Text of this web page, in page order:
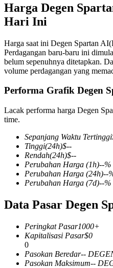
USDT Berjangka
Kontrak berjangka
COIN-M Berjangka
Mata Uang Kripto
TradFi
Harga Degen
Hari Ini
Harga saat ini Degen Spartan
Perdagangan baru-baru ini
belum sepenuhnya ditetapkan.
volume perdagangan yang
Performa Grafik Degen
Lacak performa harga Degen
time.
Sepanjang Waktu Tertinggi
Tinggi(24h)$--
Rendah(24h)$--
Perubahan Harga (1h)--%
Perubahan Harga (24h)--
Perubahan Harga (7d)--%
Data Pasar Degen
Peringkat Pasar1000+
Kapitalisasi Pasar$0
0
Pasokan Beredar--
Pasokan Maksimum--